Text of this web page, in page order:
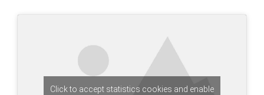
Click to accept statistics cookies and enable